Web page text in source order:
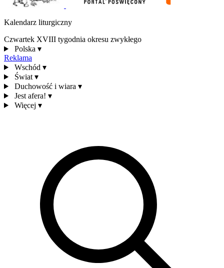
Kalendarz liturgiczny
Czwartek XVIII tygodnia okresu zwykłego
Polska ▾
Reklama
Wschód ▾
Świat ▾
Duchowość i wiara ▾
Jest afera! ▾
Więcej ▾